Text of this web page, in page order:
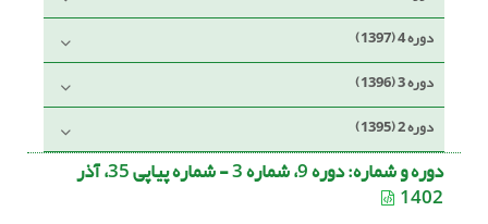
دوره 4 (1397)
دوره 3 (1396)
دوره 2 (1395)
دوره و شماره: دوره 9، شماره 3 - شماره پیاپی 35، آذر
1402